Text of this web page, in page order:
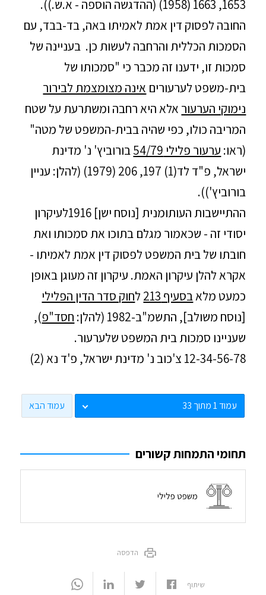
1653, 1663 (1958) (ההדגשה הוספה - א.ש.)).
החובה לפסוק דין אמת לאמיתו באה, בד-בבד, עם
הסמכות הכללית והרחבה לעשות כן. בעניינה של
סמכות זו, ידענו זה מכבר כי "סמכותו של
בית-משפט לערעורים אינה מצומצמת לבירור
נימוקי הערעור אלא היא רחבה ומשתרעת על שטח
המריבה כולו, כפי שהיה בבית-המשפט של מטה"
(ראו: ערעור פלילי 54/79
בורוביץ' נ' מדינת
ישראל, פ"ד לד(1) 197, 206 (1979) (להלן: עניין
בורוביץ')).
ההתיישבות העותומנית [נוסח ישן] 1916לעיקרון
יסודי זה - שכאמור מגלם בתוכו את סמכותו ואת
חובתו של בית המשפט לפסוק דין אמת לאמיתו -
אקרא להלן עיקרון האמת. עיקרון זה מעוגן באופן
כמעט מלאבסעיף 213 לחוק סדר הדין הפלילי
[נוסח משולב], התשמ"ב-1982 (להלן:
חסד"פ),
שעניינו סמכות בית המשפט שלערעור.
12-34-56-78 צ'כוב נ' מדינת ישראל, פ'ד נא (2)
עמוד הבא
תחומי התמחות קשורים
משפט פלילי
הדפסה
שיתוף